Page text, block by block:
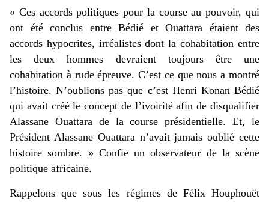
« Ces accords politiques pour la course au pouvoir, qui
ont été conclus entre Bédié et Ouattara étaient des
accords hypocrites, irréalistes dont la cohabitation entre
les deux hommes devraient toujours être une
cohabitation à rude épreuve. C’est ce que nous a montré
l’histoire. N’oublions pas que c’est Henri Konan Bédié
qui avait créé le concept de l’ivoirité afin de disqualifier
Alassane Ouattara de la course présidentielle. Et, le
Président Alassane Ouattara n’avait jamais oublié cette
histoire sombre. » Confie un observateur de la scène
politique africaine.
Rappelons que sous les régimes de Félix Houphouët